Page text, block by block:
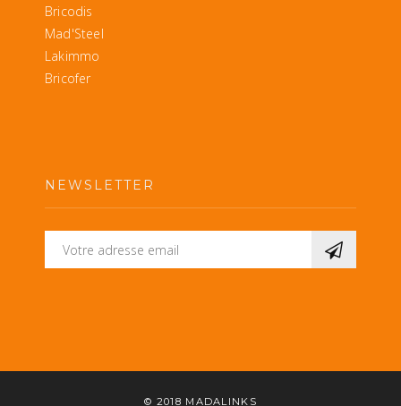
Bricodis
Mad'Steel
Lakimmo
Bricofer
NEWSLETTER
© 2018 MADALINKS